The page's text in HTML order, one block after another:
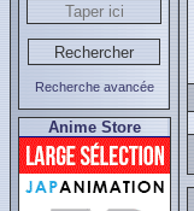
Recherche avancée
Anime Store